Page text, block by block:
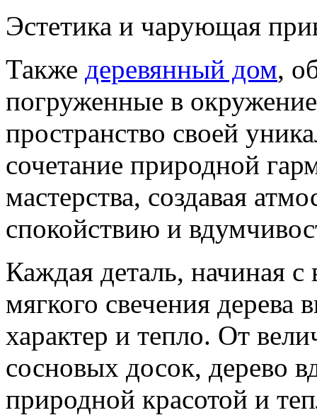
Эстетика и чарующая
Также деревянный дом,
погруженные в
пространство своей
сочетание природной
мастерства, создавая
спокойствию и
Каждая деталь, начиная с
мягкого свечения дерева
характер и тепло. От
сосновых досок, дерево
природной красотой и